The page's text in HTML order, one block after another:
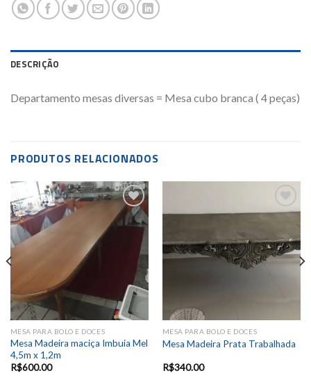
DESCRIÇÃO
Departamento mesas diversas = Mesa cubo branca ( 4 peças)
PRODUTOS RELACIONADOS
Add to
wishlist
MESA PARA BOLO E DOCES
Mesa Madeira maciça Imbuia Mel
4,5m x 1,2m
R$600.00
MESA PARA BOLO E DOCES
Mesa Madeira Prata Trabalhada
R$340.00